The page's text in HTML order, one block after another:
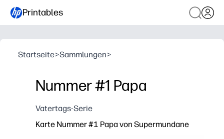
Printables
Startseite>Sammlungen>
Nummer #1 Papa
Vatertags-Serie
Karte Nummer #1 Papa von Supermundane